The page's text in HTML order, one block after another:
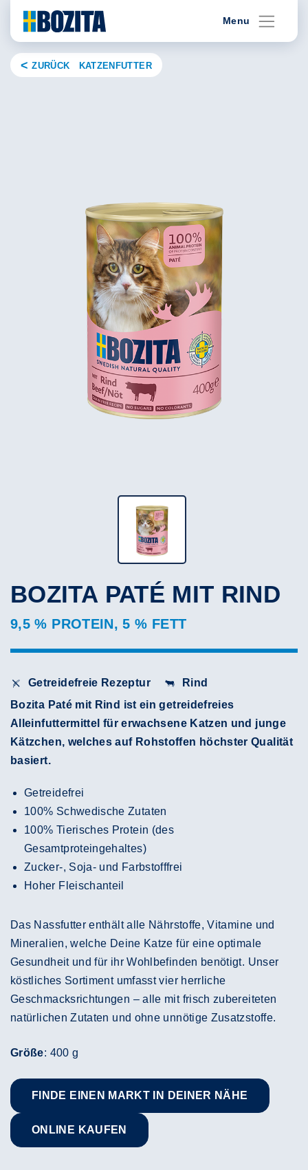
content
Menu
ZURÜCK KATZENFUTTER
BOZITA PATÉ MIT RIND
9,5 % PROTEIN, 5 % FETT
Getreidefreie Rezeptur
Rind
Bozita Paté mit Rind ist ein getreidefreies
Alleinfuttermittel für erwachsene Katzen und junge
Kätzchen, welches auf Rohstoffen höchster Qualität
basiert.
Getreidefrei
100% Schwedische Zutaten
100% Tierisches Protein (des
Gesamtproteingehaltes)
Zucker-, Soja- und Farbstofffrei
Hoher Fleischanteil
Das Nassfutter enthält alle Nährstoffe, Vitamine und
Mineralien, welche Deine Katze für eine optimale
Gesundheit und für ihr Wohlbefinden benötigt. Unser
köstliches Sortiment umfasst vier herrliche
Geschmacksrichtungen – alle mit frisch zubereiteten
natürlichen Zutaten und ohne unnötige Zusatzstoffe.
Größe: 400 g
FINDE EINEN MARKT IN DEINER NÄHE
ONLINE KAUFEN